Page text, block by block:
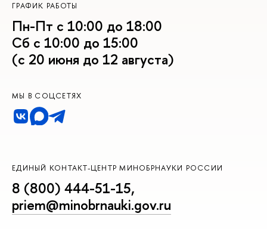
ГРАФИК РАБОТЫ
Пн-Пт с 10:00 до 18:00
Сб с 10:00 до 15:00
(с 20 июня до 12 августа)
МЫ В СОЦСЕТЯХ
ЕДИНЫЙ КОНТАКТ-ЦЕНТР МИНОБРНАУКИ РОССИИ
8 (800) 444-51-15,
priem@minobrnauki.gov.ru